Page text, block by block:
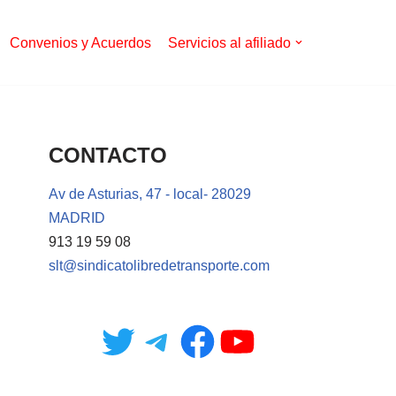
Convenios y Acuerdos Servicios al afiliado
CONTACTO
Av de Asturias, 47 - local- 28029
MADRID
913 19 59 08
slt@sindicatolibredetransporte.com